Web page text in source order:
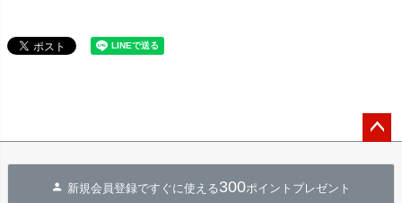
ジト
新規会員登録ですぐに使える300ポイントプレゼント